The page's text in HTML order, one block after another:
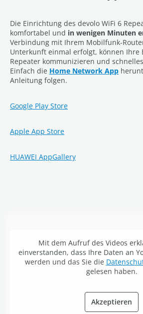
Die Einrichtung des devolo WiFi 6
komfortabel und in wenigen Minuten
Verbindung mit Ihrem Mobilfunk-
Unterkunft einmal erfolgt, können Ihre
Repeater kommunizieren und
Einfach die Home Network App
Anleitung folgen.
Google Play Store
Apple App Store
HUAWEI AppGallery
Mit dem Aufruf des Videos
einverstanden, dass Ihre Daten an
werden und das Sie die
gelesen haben.
Akzeptieren